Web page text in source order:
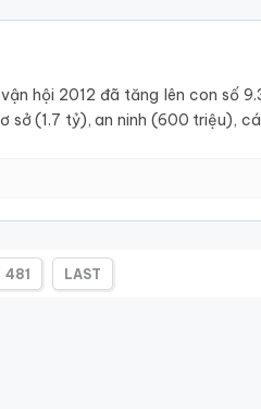
hội 2012 đã tăng lên con số
sở (1.7 tỷ), an ninh (600 triệu),
481 LAST